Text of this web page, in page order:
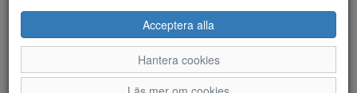
Acceptera alla
Hantera cookies